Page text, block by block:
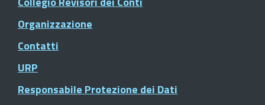
Organizzazione
Contatti
URP
Responsabile Protezione dei Dati